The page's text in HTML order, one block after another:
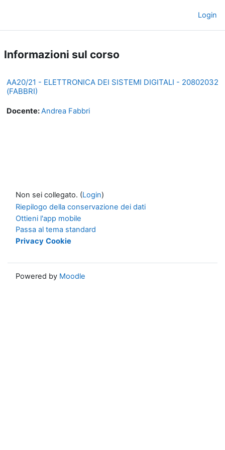
Login
Informazioni sul corso
AA20/21 - ELETTRONICA DEI SISTEMI DIGITALI - 20802032
(FABBRI)
Docente:Andrea Fabbri
Non sei collegato. (Login)
Riepilogo della conservazione dei dati
Ottieni l'app mobile
Passa al tema standard
Privacy Cookie
Powered by Moodle